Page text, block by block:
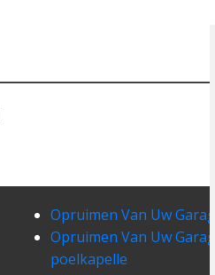
Opruimen Van Uw
Opruimen Van Uw
poelkapelle